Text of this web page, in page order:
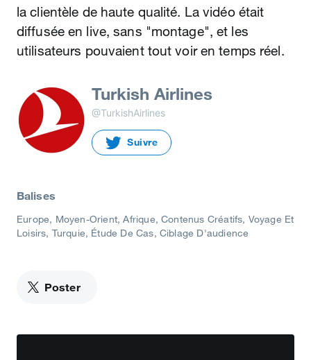
la clientèle de haute qualité. La vidéo était
diffusée en live, sans "montage", et les
utilisateurs pouvaient tout voir en temps réel.
Turkish Airlines
@TurkishAirlines
Suivre
Balises
Europe, Moyen-Orient, Afrique Contenus Créatifs Voyage Et
Loisirs Turquie Étude De Cas Ciblage D'audience
Poster